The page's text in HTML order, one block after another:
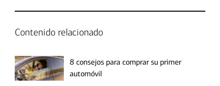
Contenido relacionado
8 consejos para comprar su primer
automóvil